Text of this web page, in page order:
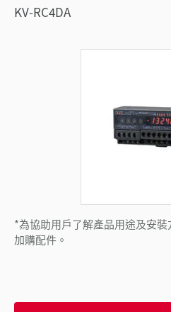
KV-RC4DA
*為協助用戶了解產品用途及安
加購配件。